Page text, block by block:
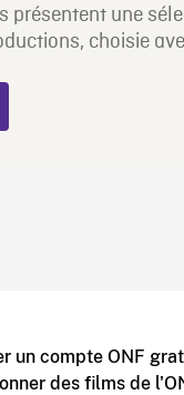
présentent une
choisie
un compte ONF
des films de